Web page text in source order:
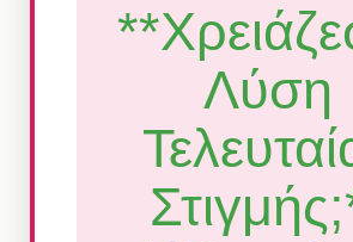
Λύση